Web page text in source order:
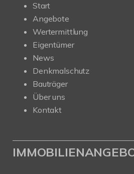
Start
Angebote
Wertermittlung
Eigentümer
News
Denkmalschutz
Bauträger
Über uns
Kontakt